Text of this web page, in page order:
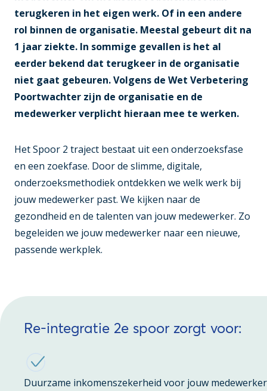
terugkeren in het eigen werk. Of in een andere
rol binnen de organisatie. Meestal gebeurt dit na
1 jaar ziekte. In sommige gevallen is het al
eerder bekend dat terugkeer in de organisatie
niet gaat gebeuren. Volgens de Wet Verbetering
Poortwachter zijn de organisatie en de
medewerker verplicht hieraan mee te werken.
Het Spoor 2 traject bestaat uit een onderzoeksfase
en een zoekfase. Door de slimme, digitale,
onderzoeksmethodiek ontdekken we welk werk bij
jouw medewerker past. We kijken naar de
gezondheid en de talenten van jouw medewerker. Zo
begeleiden we jouw medewerker naar een nieuwe,
passende werkplek.
Re-integratie 2e spoor zorgt voor:
Duurzame inkomenszekerheid voor jouw medewerker